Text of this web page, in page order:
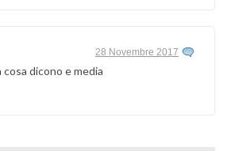
28 Novembre 2017
cosa dicono e media